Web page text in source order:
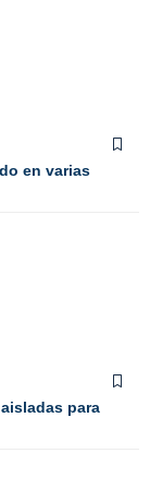
en varias
para